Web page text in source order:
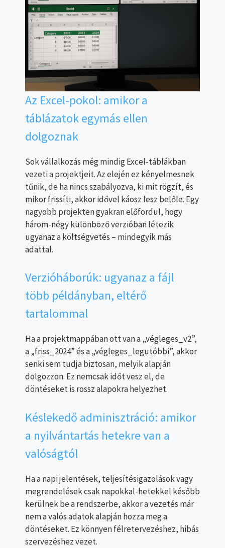
Az Excel-pokol: amikor a
táblázatok egymás ellen
dolgoznak
Sok vállalkozás még mindig Excel-táblákban
vezeti a projektjeit. Az elején ez kényelmesnek
tűnik, de ha nincs szabályozva, ki mit rögzít, és
mikor frissíti, akkor idővel káosz lesz belőle. Egy
nagyobb projekten gyakran előfordul, hogy
három-négy különböző verzióban létezik
ugyanaz a költségvetés – mindegyik más
adattal.
Verzióháborúk: ugyanaz a fájl
több példányban, eltérő
tartalommal
Ha a projektmappában ott van a „végleges_v2”,
a „friss_2024” és a „végleges_legutóbbi”, akkor
senki sem tudja biztosan, melyik alapján
dolgozzon. Ez nemcsak időt vesz el, de
döntéseket is rossz alapokra helyezhet.
Késlekedő adminisztráció: amikor
a nyilvántartás hetekre van a
valóságtól
Ha a napi jelentések, teljesítésigazolások vagy
megrendelések csak napokkal-hetekkel később
kerülnek be a rendszerbe, akkor a vezetés már
nem a valós adatok alapján hozza meg a
döntéseket. Ez könnyen félretervezéshez, hibás
szervezéshez vezet.